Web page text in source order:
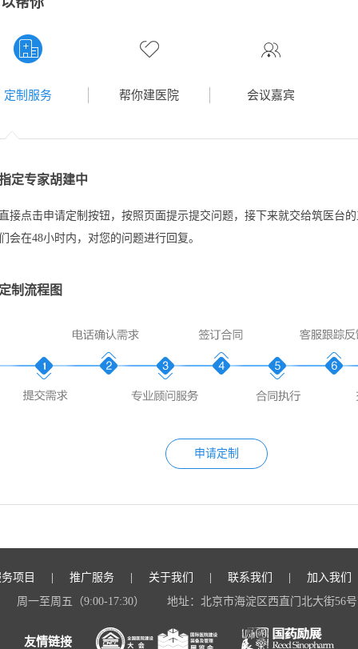
定制服务 帮你建医院 会议嘉宾
定专家胡建中
直接点击申请定制按钮，按照页面提示提交问题，接下来就交给筑医台
会在48小时内，对您的问题进行回复。
定制流程图
申请定制
项目 推广服务 关于我们 联系我们
加入我们
周一至周五（9:00-17:30） 地址：北京市海淀区西直门北大街56